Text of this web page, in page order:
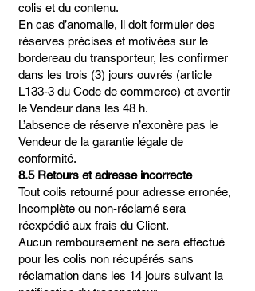
colis et du contenu.
En cas d’anomalie, il doit formuler des
réserves précises et motivées sur le
bordereau du transporteur, les confirmer
dans les trois (3) jours ouvrés (article
L133-3 du Code de commerce) et avertir
le Vendeur dans les 48 h.
L’absence de réserve n’exonère pas le
Vendeur de la garantie légale de
conformité.
8.5 Retours et adresse incorrecte
Tout colis retourné pour adresse erronée,
incomplète ou non-réclamé sera
réexpédié aux frais du Client.
Aucun remboursement ne sera effectué
pour les colis non récupérés sans
réclamation dans les 14 jours suivant la